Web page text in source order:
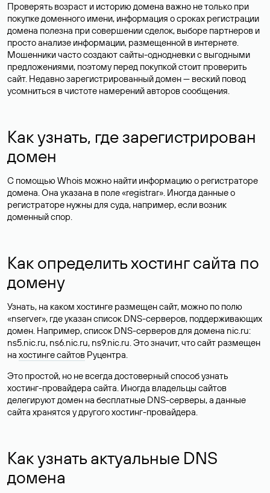
Проверять возраст и историю домена важно не только при
покупке доменного имени, информация о сроках регистрации
домена полезна при совершении сделок, выборе партнеров и
просто анализе информации, размещенной в интернете.
Мошенники часто создают сайты-однодневки с выгодными
предложениями, поэтому перед покупкой стоит проверить
сайт. Недавно зарегистрированный домен — веский повод
усомниться в чистоте намерений авторов сообщения.
Как узнать, где зарегистрирован
домен
С помощью Whois можно найти информацию о регистраторе
домена. Она указана в поле «registrar». Иногда данные о
регистраторе нужны для суда, например, если возник
доменный спор.
Как определить хостинг сайта по
домену
Узнать, на каком хостинге размещен сайт, можно по полю
«nserver», где указан список DNS-серверов, поддерживающих
домен. Например, список DNS-серверов для домена nic.ru:
ns5.nic.ru, ns6.nic.ru, ns9.nic.ru. Это значит, что сайт размещен
на хостинге сайтов Руцентра.
Это простой, но не всегда достоверный способ узнать
хостинг-провайдера сайта. Иногда владельцы сайтов
делегируют домен на бесплатные DNS-серверы, а данные
сайта хранятся у другого хостинг-провайдера.
Как узнать актуальные DNS
домена